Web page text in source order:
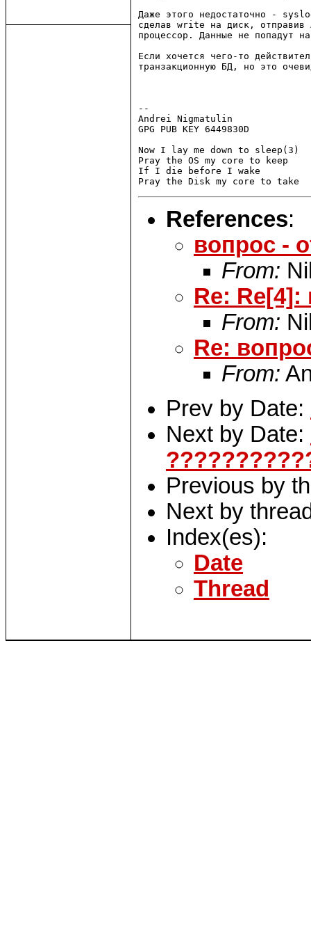
Даже этого недостаточно -
сделав write на диск, отправив
процессор. Данные не попадут
Если хочется чего-то
транзакционную БД, но это
--
Andrei Nigmatulin
GPG PUB KEY 6449830D
Now I lay me down to sleep(3)
Pray the OS my core to keep
If I die before I wake
References:
вопрос -
From:
Re:
From:
Re:
From:
Prev by Date:
Next by Date:
Previous by
Next by
Index(es):
Date
Thread